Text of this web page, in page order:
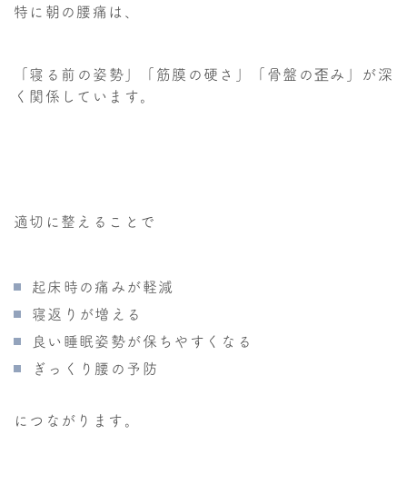
特に朝の腰痛は、
「寝る前の姿勢」「筋膜の硬さ」「骨盤の歪み」が深
く関係しています。
適切に整えることで
起床時の痛みが軽減
寝返りが増える
良い睡眠姿勢が保ちやすくなる
ぎっくり腰の予防
につながります。